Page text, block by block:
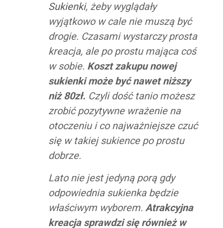
Sukienki, żeby wyglądały
wyjątkowo w cale nie muszą być
drogie. Czasami wystarczy prosta
kreacja, ale po prostu mająca coś
w sobie. Koszt zakupu nowej
sukienki może być nawet niższy
niż 80zł. Czyli dość tanio możesz
zrobić pozytywne wrażenie na
otoczeniu i co najważniejsze czuć
się w takiej sukience po prostu
dobrze.
Lato nie jest jedyną porą gdy
odpowiednia sukienka będzie
właściwym wyborem. Atrakcyjna
kreacja sprawdzi się również w